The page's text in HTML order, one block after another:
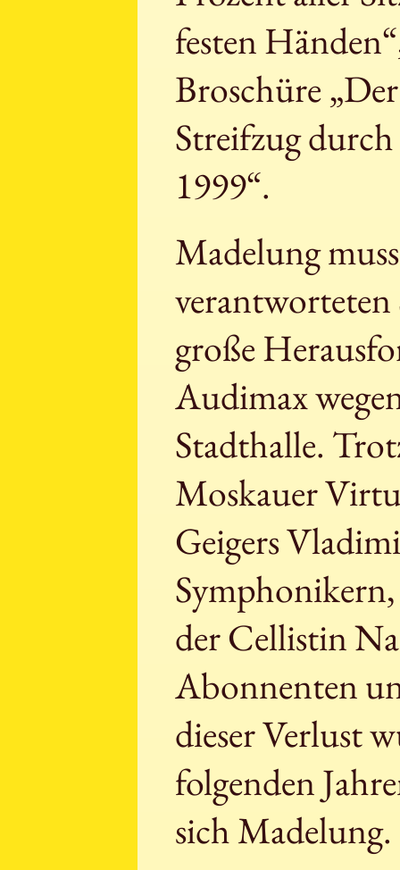
festen
Broschüre
Streifzug
1999“.
Madelung
verantworteten
große
Audimax
Stadthalle.
Moskauer
Geigers
der Cellistin
Abonnenten
dieser Verlust
folgenden
sich Madelung.